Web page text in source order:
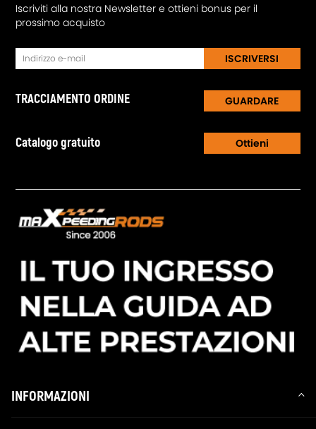
Iscriviti alla nostra Newsletter e ottieni bonus per il
prossimo acquisto
ISCRIVERSI
TRACCIAMENTO ORDINE GUARDARE
Catalogo gratuito Ottieni
INFORMAZIONI